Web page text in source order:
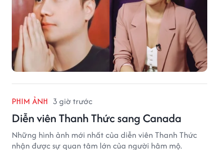
PHIM ẢNH 3 giờ trước
Diễn viên Thanh Thức sang Canada
Những hình ảnh mới nhất của diễn viên Thanh Thức
nhận được sự quan tâm lớn của người hâm mộ.